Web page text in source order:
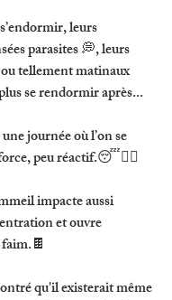
leurs
parasites 💭, leurs
tellement matinaux
se rendormir après...
journée où l’on se
peu réactif.😴🧟‍♀️
impacte aussi
et ouvre
qu'il existerait même